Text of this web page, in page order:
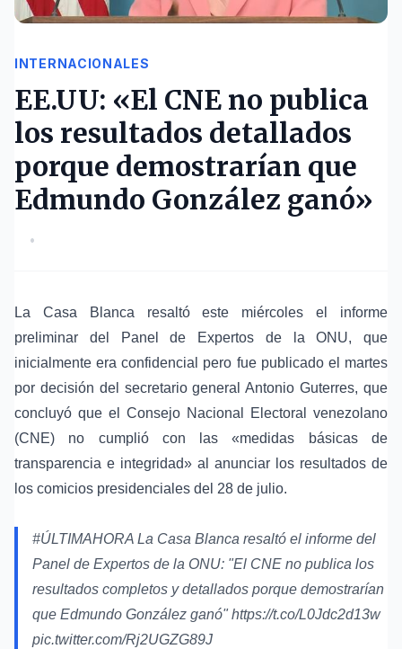
INTERNACIONALES
EE.UU: «El CNE no publica
los resultados detallados
porque demostrarían que
Edmundo González ganó»
•
La Casa Blanca resaltó este miércoles el informe
preliminar del Panel de Expertos de la ONU, que
inicialmente era confidencial pero fue publicado el martes
por decisión del secretario general Antonio Guterres, que
concluyó que el Consejo Nacional Electoral venezolano
(CNE) no cumplió con las «medidas básicas de
transparencia e integridad» al anunciar los resultados de
los comicios presidenciales del 28 de julio.
#ÚLTIMAHORA La Casa Blanca resaltó el informe del
Panel de Expertos de la ONU: "El CNE no publica los
resultados completos y detallados porque demostrarían
que Edmundo González ganó"https://t.co/L0Jdc2d13w
pic.twitter.com/Rj2UGZG89J